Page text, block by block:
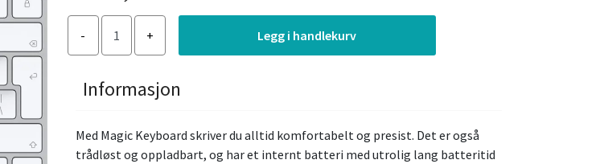
Legg i handlekurv
Informasjon
Med Magic Keyboard skriver du alltid komfortabelt og presist. Det er også
trådløst og oppladbart, og har et internt batteri med utrolig lang batteritid